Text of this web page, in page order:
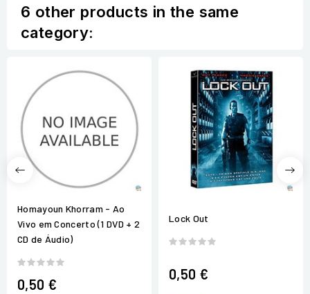
6 other products in the same
category:
Homayoun Khorram - Ao
Vivo em Concerto (1 DVD + 2
CD de Áudio)
0,50 €
Lock Out
0,50 €